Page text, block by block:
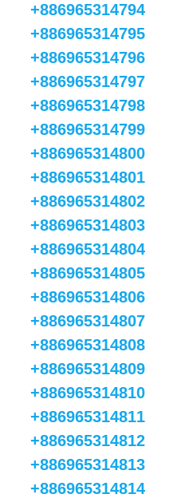
+886965314794
+886965314795
+886965314796
+886965314797
+886965314798
+886965314799
+886965314800
+886965314801
+886965314802
+886965314803
+886965314804
+886965314805
+886965314806
+886965314807
+886965314808
+886965314809
+886965314810
+886965314811
+886965314812
+886965314813
+886965314814